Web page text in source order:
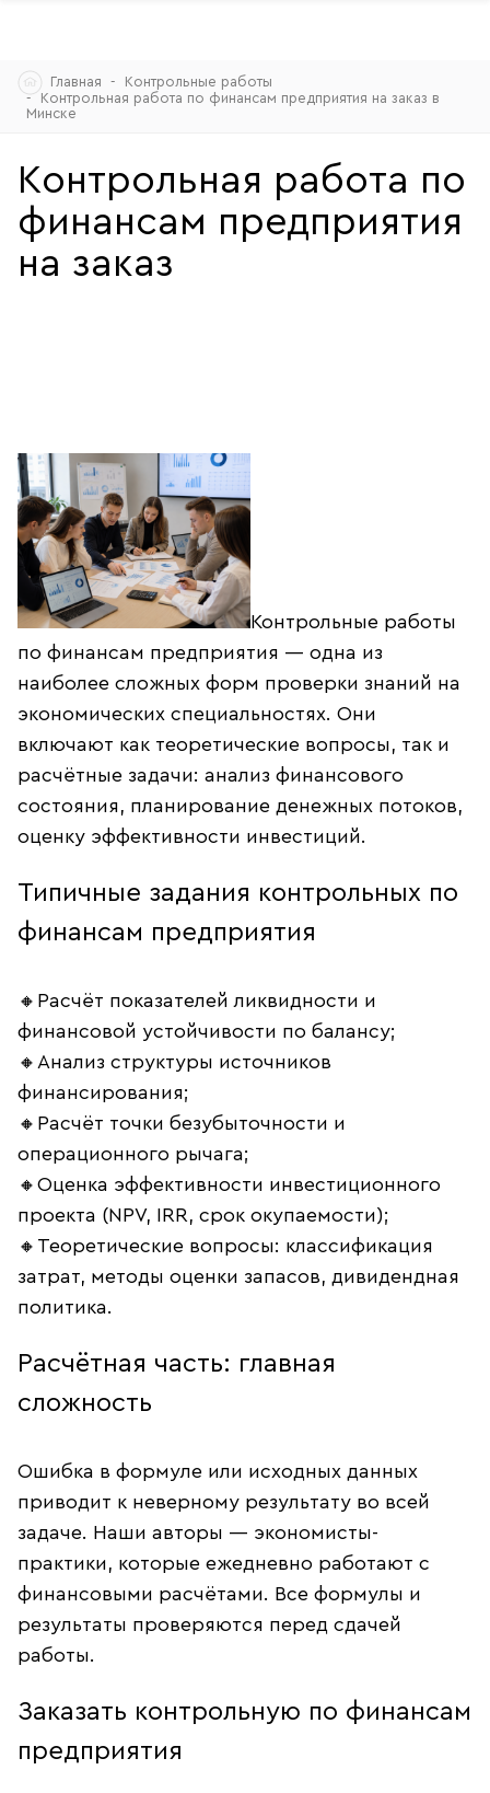
Skip
content
Главная
Контрольные работы
Контрольная работа по финансам предприятия на заказ в
Минске
Контрольная работа по
финансам предприятия
на заказ
Контрольные работы
по финансам предприятия — одна из
наиболее сложных форм проверки знаний на
экономических специальностях. Они
включают как теоретические вопросы, так и
расчётные задачи: анализ финансового
состояния, планирование денежных потоков,
оценку эффективности инвестиций.
Типичные задания контрольных по
финансам предприятия
🔸Расчёт показателей ликвидности и
финансовой устойчивости по балансу;
🔸Анализ структуры источников
финансирования;
🔸Расчёт точки безубыточности и
операционного рычага;
🔸Оценка эффективности инвестиционного
проекта (NPV, IRR, срок окупаемости);
🔸Теоретические вопросы: классификация
затрат, методы оценки запасов, дивидендная
политика.
Расчётная часть: главная
сложность
Ошибка в формуле или исходных данных
приводит к неверному результату во всей
задаче. Наши авторы — экономисты-
практики, которые ежедневно работают с
финансовыми расчётами. Все формулы и
результаты проверяются перед сдачей
работы.
Заказать контрольную по финансам
предприятия